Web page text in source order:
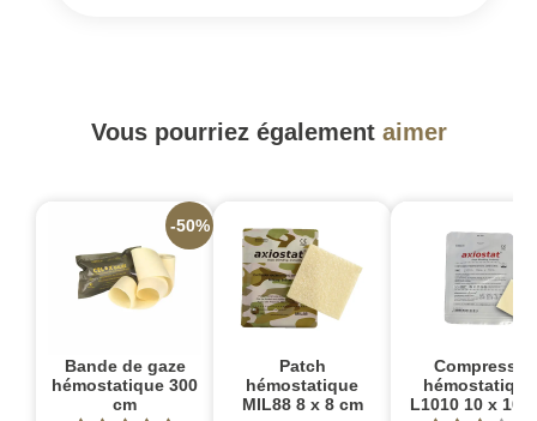
Vous pourriez également aimer
Bande de gaze
hémostatique 300
cm
-50%
Patch
hémostatique
MIL88 8 x 8 cm
Compresse
hémostatique
L1010 10 x 10